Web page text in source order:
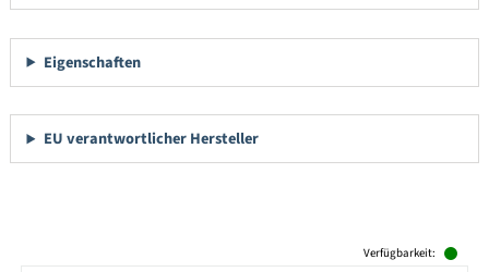
Eigenschaften
EU verantwortlicher Hersteller
Verfügbarkeit: